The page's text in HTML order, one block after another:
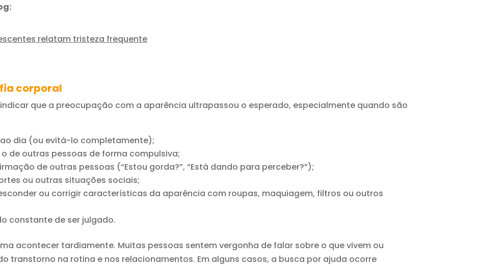
relatam tristeza frequente
corporal
que a preocupação com a aparência ultrapassou o esperado, especialmente quando são
dia (ou evitá-lo completamente);
de outras pessoas de forma compulsiva;
de outras pessoas (“Estou gorda?”, “Está dando para perceber?”);
ou outras situações sociais;
ou corrigir características da aparência com roupas, maquiagem, filtros ou outros
constante de ser julgado.
acontecer tardiamente. Muitas pessoas sentem vergonha de falar sobre o que vivem ou
transtorno na rotina e nos relacionamentos. Em alguns casos, a busca por ajuda ocorre